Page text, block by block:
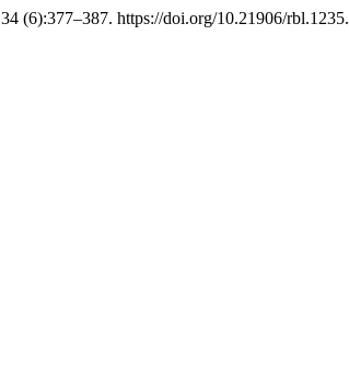
34 (6):377–387. https://doi.org/10.21906/rbl.1235.